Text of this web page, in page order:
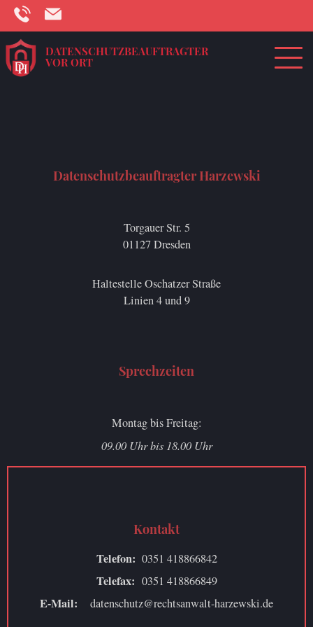
DATENSCHUTZBEAUFTRAGTER
VOR ORT
Welcome
Datenschutzbeauftragter Harzewski
Torgauer Str. 5
01127 Dresden
Haltestelle Oschatzer Straße
Linien 4 und 9
Sprechzeiten
Montag bis Freitag:
09.00 Uhr bis 18.00 Uhr
Kontakt
Telefon: 0351 418866842
Telefax: 0351 418866849
E-Mail: datenschutz@rechtsanwalt-harzewski.de